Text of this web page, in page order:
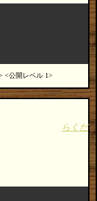
公開レベル 1
らくだ